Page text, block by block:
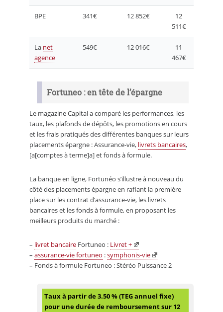
BPE 341€ 12 852€
12
511€
La net
agence
549€ 12 016€
11
467€
Fortuneo : en tête de l’épargne
Le magazine Capital a comparé les performances, les
taux, les plafonds de dépôts, les promotions en cours
et les frais pratiqués des différentes banques sur leurs
placements épargne : Assurance-vie, livrets bancaires,
[a[comptes à terme]a] et fonds à formule.
La banque en ligne, Fortunéo s’illustre à nouveau du
côté des placements épargne en raflant la première
place sur les contrat d’assurance-vie, les livrets
bancaires et les fonds à formule, en proposant les
meilleurs produits du marché :
– livret bancaireFortuneo : Livret +
– assurance-vie fortuneo :symphonis-vie
– Fonds à formule Fortuneo : Stéréo Puissance 2
Taux à partir de 3.50 % (TEG annuel fixe)
pour une durée de remboursement sur 12